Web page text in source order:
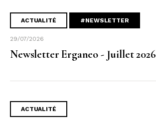
ACTUALITÉ #NEWSLETTER
29/07/2026
Newsletter Erganeo - Juillet 2026
ACTUALITÉ